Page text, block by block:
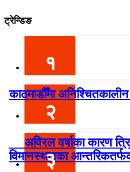
ट्रेन्डिङ
१
काठमाडौँमा
२
अविरल वर्षाका कारण
विमानस्थलका
३